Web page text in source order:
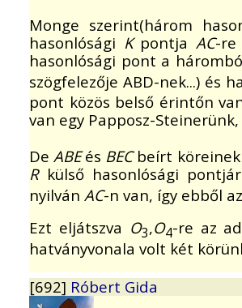
Monge szerint(három
hasonlósági KpontjaAC-re
hasonlósági pont a
szögfelezője ABD-nek...) és
pont közös belső érintőn
van egy Papposz-
DeABEés BECbeírt köreinek
Rkülső hasonlósági
nyilván AC-n van, így ebből
Ezt eljátszva O3,O4-re az
hatványvonala volt két
[692] Róbert Gida